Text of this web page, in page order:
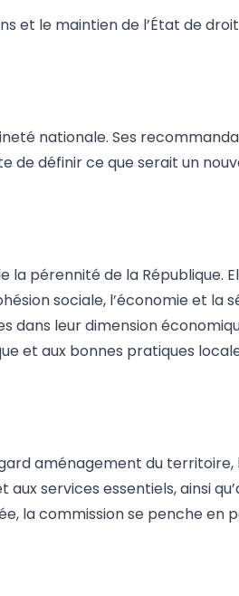
et le maintien de l’État de
nationale. Ses
de définir ce que serait un
pérennité de la République.
sociale, l’économie et la
dans leur dimension
et aux bonnes pratiques
aménagement du
services essentiels, ainsi
la commission se penche en